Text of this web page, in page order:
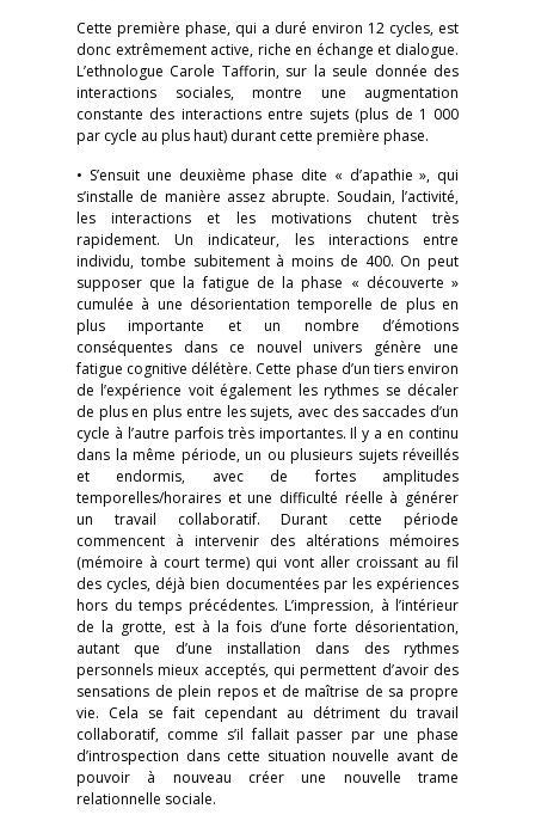
Cette première phase, qui a duré environ 12 cycles, est
donc extrêmement active, riche en échange et dialogue.
L’ethnologue Carole Tafforin, sur la seule donnée des
interactions sociales, montre une augmentation
constante des interactions entre sujets (plus de 1 000
par cycle au plus haut) durant cette première phase.
• S’ensuit une deuxième phase dite « d’apathie », qui
s’installe de manière assez abrupte. Soudain, l’activité,
les interactions et les motivations chutent très
rapidement. Un indicateur, les interactions entre
individu, tombe subitement à moins de 400. On peut
supposer que la fatigue de la phase « découverte »
cumulée à une désorientation temporelle de plus en
plus importante et un nombre d’émotions
conséquentes dans ce nouvel univers génère une
fatigue cognitive délétère. Cette phase d’un tiers environ
de l’expérience voit également les rythmes se décaler
de plus en plus entre les sujets, avec des saccades d’un
cycle à l’autre parfois très importantes. Il y a en continu
dans la même période, un ou plusieurs sujets réveillés
et endormis, avec de fortes amplitudes
temporelles/horaires et une difficulté réelle à générer
un travail collaboratif. Durant cette période
commencent à intervenir des altérations mémoires
(mémoire à court terme) qui vont aller croissant au fil
des cycles, déjà bien documentées par les expériences
hors du temps précédentes. L’impression, à l’intérieur
de la grotte, est à la fois d’une forte désorientation,
autant que d’une installation dans des rythmes
personnels mieux acceptés, qui permettent d’avoir des
sensations de plein repos et de maîtrise de sa propre
vie. Cela se fait cependant au détriment du travail
collaboratif, comme s’il fallait passer par une phase
d’introspection dans cette situation nouvelle avant de
pouvoir à nouveau créer une nouvelle trame
relationnelle sociale.